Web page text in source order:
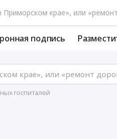
подпись
госпиталей